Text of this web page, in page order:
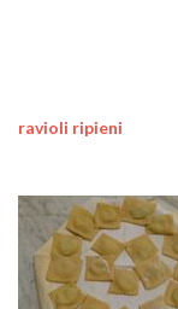
ravioli ripieni